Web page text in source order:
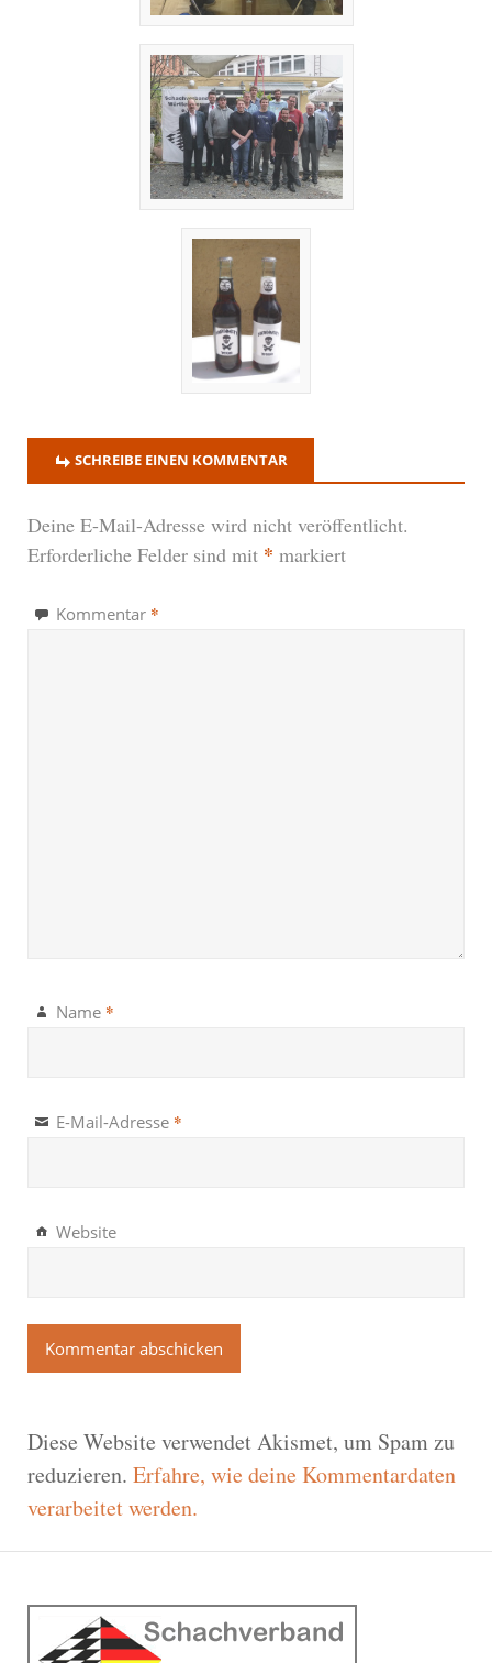
SCHREIBE EINEN KOMMENTAR
Deine E-Mail-Adresse wird nicht veröffentlicht.
Erforderliche Felder sind mit * markiert
Kommentar *
Name *
E-Mail-Adresse *
Website
Diese Website verwendet Akismet, um Spam zu
reduzieren. Erfahre, wie deine Kommentardaten
verarbeitet werden.